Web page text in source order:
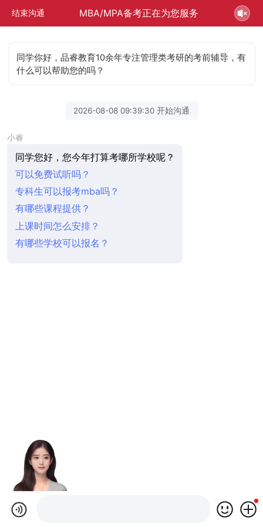
结束沟通 MBA/MPA备考正在为您服务
同学你好，品睿教育10余年专注管理类考研的考前辅导，有
什么可以帮助您的吗？
2026-08-08 09:39:30 开始沟通
小睿
同学您好，您今年打算考哪所学校呢？
可以免费试听吗？
专科生可以报考mba吗？
有哪些课程提供？
上课时间怎么安排？
有哪些学校可以报名？